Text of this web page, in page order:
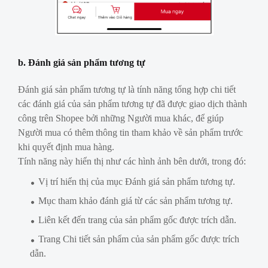
b. Đánh giá sản phẩm tương tự
Đánh giá sản phẩm tương tự là tính năng tổng hợp chi tiết
các đánh giá của sản phẩm tương tự đã được giao dịch thành
công trên Shopee bởi những Người mua khác, để giúp
Người mua có thêm thông tin tham khảo về sản phẩm trước
khi quyết định mua hàng.
Tính năng này hiển thị như các hình ảnh bên dưới, trong đó:
Vị trí hiển thị của mục Đánh giá sản phẩm tương tự.
Mục tham khảo đánh giá từ các sản phẩm tương tự.
Liên kết đến trang của sản phẩm gốc được trích dẫn.
Trang Chi tiết sản phẩm của sản phẩm gốc được trích
dẫn.